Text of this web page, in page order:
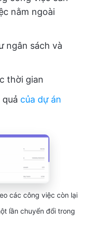
nằm ngoài
ngân sách và
thời gian
của dự án
các công việc còn lại
lần chuyển đổi trong